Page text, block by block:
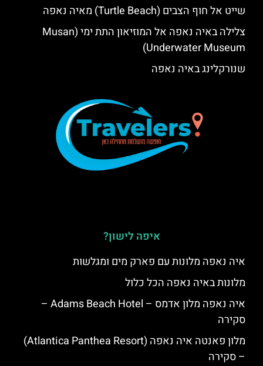
שייט אל חוף הצבים (Turtle Beach) מאיה נאפה
צלילה באיה נאפה אל המוזיאון התת ימי (Musan
Underwater Museum)
שנורקלינג באיה נאפה
איפה לישון?
איה נאפה מלונות עם פארק מים ומגלשות
מלונות באיה נאפה הכל כלול
איה נאפה מלון אדמס – Adams Beach Hotel –
סקירה
מלון פאנטה איה נאפה (Atlantica Panthea Resort)
– סקירה